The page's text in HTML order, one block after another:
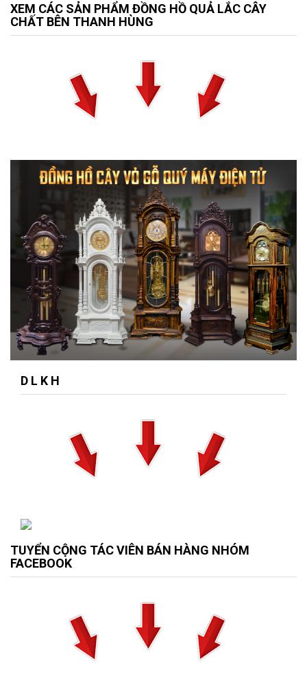
XEM CÁC SẢN PHẨM ĐỒNG HỒ QUẢ LẮC CÂY
CHẤT BÊN THANH HÙNG
D L K H
TUYỂN CỘNG TÁC VIÊN BÁN HÀNG NHÓM
FACEBOOK